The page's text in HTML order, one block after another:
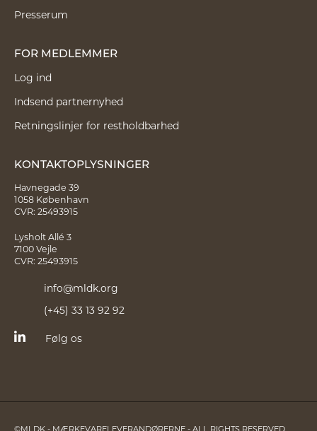
Presserum
FOR MEDLEMMER
Log ind
Indsend partnernyhed
Retningslinjer for restholdbarhed
KONTAKTOPLYSNINGER
Havnegade 39
1058 København
CVR: 25493915
Lysholt Allé 3
7100 Vejle
CVR: 25493915
info@mldk.org
(+45) 33 13 92 92
Følg os
©MLDK - MÆRKEVARELEVERANDØRERNE - ALL RIGHTS RESERVED